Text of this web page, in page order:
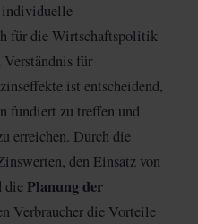
individuelle
für die Wirtschaftspolitik
für
ist entscheidend,
fundiert zu treffen und
erreichen. Durch die
den Einsatz von
die Planung der
Verbraucher die Vorteile